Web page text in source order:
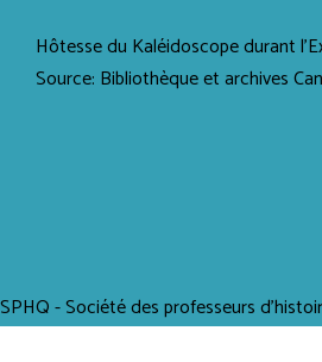
Hôtesse du Kaléidoscope durant
Source: Bibliothèque et archives
SPHQ - Société des professeurs